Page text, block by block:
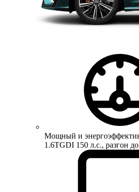
Мощный и
1.6TGDI 150 л.с., разгон